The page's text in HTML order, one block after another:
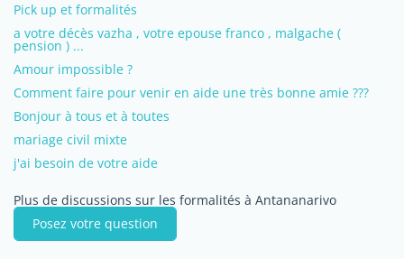
Pick up et formalités
a votre décès vazha , votre epouse franco , malgache (
pension ) ...
Amour impossible ?
Comment faire pour venir en aide une très bonne amie ???
Bonjour à tous et à toutes
mariage civil mixte
j'ai besoin de votre aide
Plus de discussions sur les formalités à Antananarivo
Posez votre question